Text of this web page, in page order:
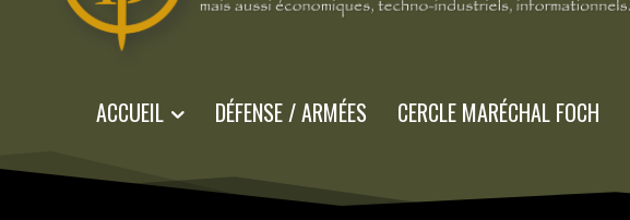
ACCUEIL DÉFENSE / ARMÉES CERCLE MARÉCHAL FOCH